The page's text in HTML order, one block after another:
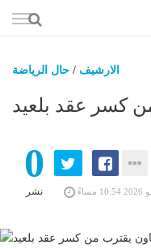
الى
الارشيف / حال الرياضة
كسر عقد بلعيد
0
نشر
حال
حال